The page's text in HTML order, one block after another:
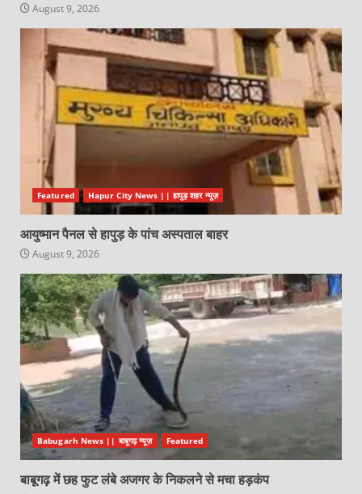
August 9, 2026
Featured Hapur City News || हापुड़ शहर न्यूज़
आयुष्मान पैनल से हापुड़ के पांच अस्पताल बाहर
August 9, 2026
Babugarh News || बाबूगढ़ न्यूज़ Featured
बाबूगढ़ में छह फुट लंबे अजगर के निकलने से मचा हड़कंप